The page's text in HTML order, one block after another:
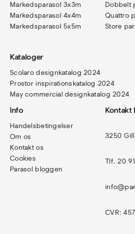
Markedsparasol 3x3m
Markedsparasol 4x4m
Markedsparasol 5x5m
Dobbelt
Quattro
Store
Kataloger
Scolaro designkatalog 2024
Prostor inspirationskatalog 2024
May commercial designkatalog 2024
Info
Handelsbetingelser
Om os
Kontakt os
Cookies
Parasol bloggen
Kontakt
3250
Tlf. 20
CVR: